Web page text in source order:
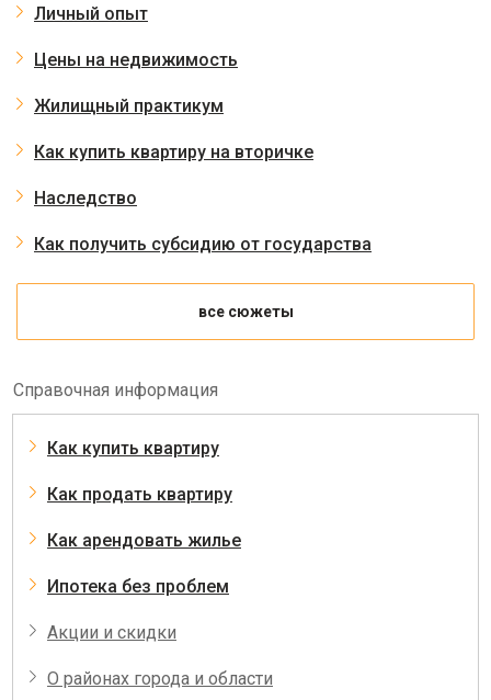
Личный опыт
Цены на недвижимость
Жилищный практикум
Как купить квартиру на вторичке
Наследство
Как получить субсидию от государства
все сюжеты
Справочная информация
Как купить квартиру
Как продать квартиру
Как арендовать жилье
Ипотека без проблем
Акции и скидки
О районах города и области